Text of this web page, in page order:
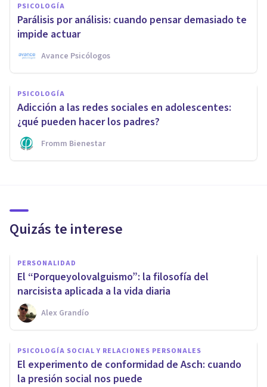
PSICOLOGÍA
Parálisis por análisis: cuando pensar demasiado te
impide actuar
Avance Psicólogos
PSICOLOGÍA
Adicción a las redes sociales en adolescentes:
¿qué pueden hacer los padres?
Fromm Bienestar
Quizás te interese
PERSONALIDAD
El “Porqueyolovalguismo”: la filosofía del
narcisista aplicada a la vida diaria
Alex Grandío
PSICOLOGÍA SOCIAL Y RELACIONES PERSONALES
El experimento de conformidad de Asch: cuando
la presión social nos puede